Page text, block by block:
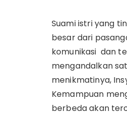
Suami istri yang
besar dari
komunikasi dan
mengandalkan
menikmatinya,
Kemampuan
berbeda akan